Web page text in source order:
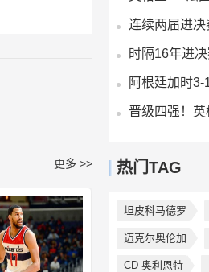
更多 >> 热门TAG
坦皮科马德罗
迈克尔奥伦加
CD 奥利恩特